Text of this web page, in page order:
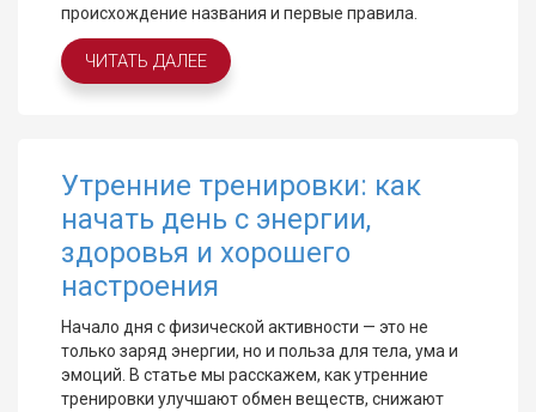
происхождение названия и первые правила.
ЧИТАТЬ ДАЛЕЕ
Утренние тренировки: как
начать день с энергии,
здоровья и хорошего
настроения
Начало дня с физической активности — это не
только заряд энергии, но и польза для тела, ума и
эмоций. В статье мы расскажем, как утренние
тренировки улучшают обмен веществ, снижают